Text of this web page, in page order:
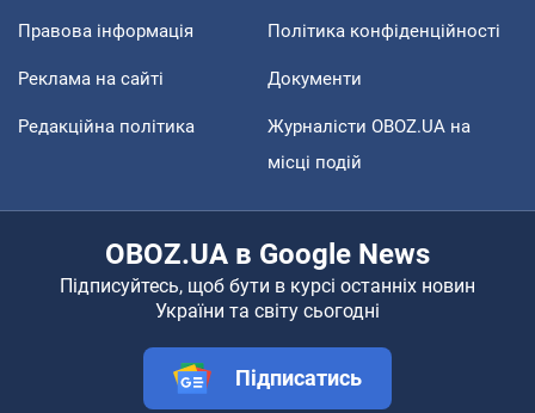
Правова інформація Політика конфіденційності
Реклама на сайті Документи
Редакційна політика
Журналісти OBOZ.UA на
місці подій
OBOZ.UA в Google News
Підписуйтесь, щоб бути в курсі останніх новин
України та світу сьогодні
Підписатись